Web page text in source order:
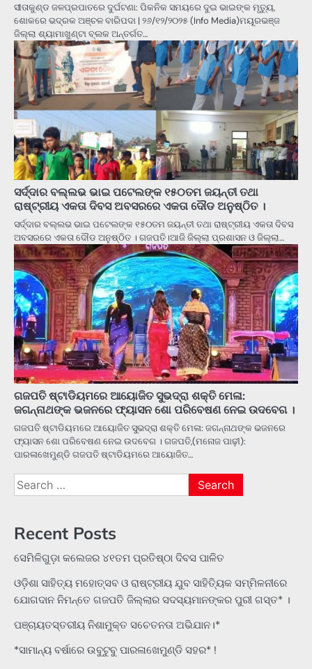
ସୀତାକୁଣ୍ଡ ଜଳପ୍ରପାତରେ ଦୁର୍ଘଟଣା: ପିକନିକ ସମୟରେ ଦୁଇ ଭାଇଙ୍କ ମୃତ୍ୟୁ,
ଶୋକରେ ଭଦ୍ରକ ଅଞ୍ଚଳ ବାରିପଦା | ୨୬/୧୨/୨୦୨୫ (Info Media)ମୟୂରଭଞ୍ଜ
ଜିଲ୍ଲା ଶ୍ୟାମାଖୁଣ୍ଟା ବ୍ଲକ ଅନ୍ତର୍ଗତ…
ସର୍ଦ୍ଦାର ବଲ୍ଲଭ ଭାଇ ପଟେଲଙ୍କ ୧୫୦ତମ ଜୟନ୍ତୀ ତଥା
ରାଷ୍ଟ୍ରୀୟ ଏକତା ଦିବସ ଅବସରରେ ଏକତା ଦୌଡ ଅନୁଷ୍ଠିତ ।
ସର୍ଦ୍ଦାର ବଲ୍ଲଭ ଭାଇ ପଟେଲଙ୍କ ୧୫୦ତମ ଜୟନ୍ତୀ ତଥା ରାଷ୍ଟ୍ରୀୟ ଏକତା ଦିବସ
ଅବସରରେ ଏକତା ଦୌଡ ଅନୁଷ୍ଠିତ । ଗଜପତି।ଆଜି ଜିଲ୍ଲା ପ୍ରଶାସନ ଓ ଜିଲ୍ଲା…
ଗଜପତି ଷ୍ଟାଡିୟମରେ ଆୟୋଜିତ ସୁଭଦ୍ରା ଶକ୍ତି ମେଳା:
ଜଗନ୍ନାଥଙ୍କ ଭଜନରେ ଫ୍ୟାସନ ଶୋ ପରିବେଷଣ ନେଇ ଉଦବେଗ ।
ଗଜପତି ଷ୍ଟାଡିୟମରେ ଆୟୋଜିତ ସୁଭଦ୍ରା ଶକ୍ତି ମେଳା: ଜଗନ୍ନାଥଙ୍କ ଭଜନରେ
ଫ୍ୟାସନ ଶୋ ପରିବେଷଣ ନେଇ ଉଦବେଗ । ଗଜପତି,(ମନୋଜ ପାଢ଼ୀ):
ପାରଳାଖେମୁଣ୍ଡି ଗଜପତି ଷ୍ଟାଡିୟମରେ ଆୟୋଜିତ…
Search
for:
Recent Posts
ସେମିଳିଗୁଡ଼ା କଲେଜର ୪୧ତମ ପ୍ରତିଷ୍ଠା ଦିବସ ପାଳିତ
ଓଡ଼ିଶା ସାହିତ୍ୟ ମହୋତ୍ସବ ଓ ରାଷ୍ଟ୍ରୀୟ ଯୁବ ସାହିତ୍ୟିକ ସମ୍ମିଳନୀରେ
ଯୋଗଦାନ ନିମନ୍ତେ ଗଜପତି ଜିଲ୍ଲାର ସଦସ୍ୟମାନଙ୍କର ପୁରୀ ଗସ୍ତ* ।
ପଞ୍ଚାୟତସ୍ତରୀୟ ନିଶାମୁକ୍ତ ସଚେତନତା ଅଭିଯାନ।*
*ସାମାନ୍ୟ ବର୍ଷାରେ ଉବୁଟୁବୁ ପାରଳାଖେମୁଣ୍ଡି ସହର* !